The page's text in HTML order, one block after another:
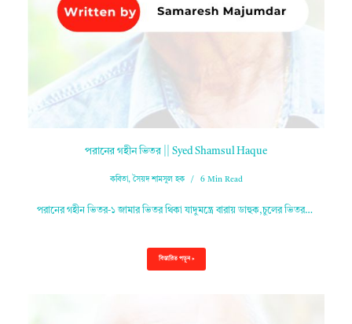
পরানের গহীন ভিতর || Syed Shamsul Haque
কবিতা, সৈয়দ শামসুল হক 6 Min Read
পরানের গহীন ভিতর-১ জামার ভিতর থিকা যাদুমন্ত্রে বারায় ডাহুক,চুলের ভিতর…
বিস্তারিত পড়ুন »